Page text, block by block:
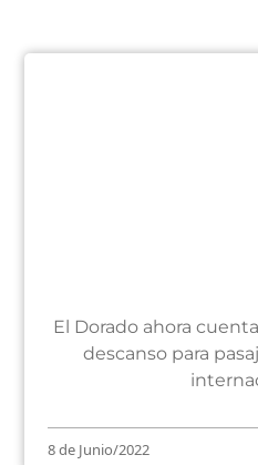
El Dorado ahora
descanso para
8 de Junio/2022